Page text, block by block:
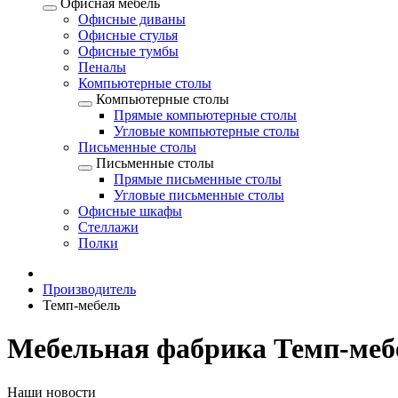
Офисная мебель
Офисные диваны
Офисные стулья
Офисные тумбы
Пеналы
Компьютерные столы
Компьютерные столы
Прямые компьютерные столы
Угловые компьютерные столы
Письменные столы
Письменные столы
Прямые письменные столы
Угловые письменные столы
Офисные шкафы
Стеллажи
Полки
Производитель
Темп-мебель
Мебельная фабрика Темп-
Наши новости